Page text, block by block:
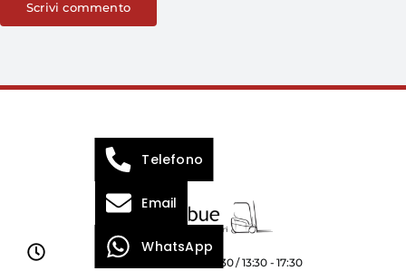
Telefono
Email
WhatsApp
Lun - Ven 8:00 - 12:30 / 13:30 - 17:30